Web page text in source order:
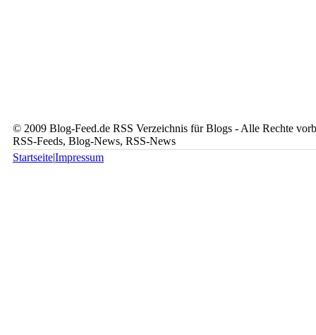
© 2009 Blog-Feed.de RSS Verzeichnis für Blogs - Alle Rechte
RSS-Feeds, Blog-News, RSS-News
Startseite|Impressum